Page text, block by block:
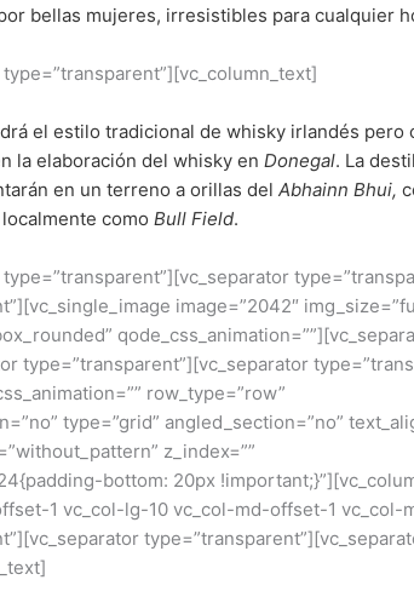
bellas mujeres, irresistibles para cualquier
el estilo tradicional de whisky irlandés pero
la elaboración del whisky en Donegal. La
en un terreno a orillas del Abhainn Bhui,
localmente como Bull Field.
image=”2042″
type=”transparent”][vc_separator
row_type=”row”
type=”grid” angled_section=”no”
z_index=””
bottom: 20px
1 vc_col-lg-10 vc_col-md-offset-1 vc_col-